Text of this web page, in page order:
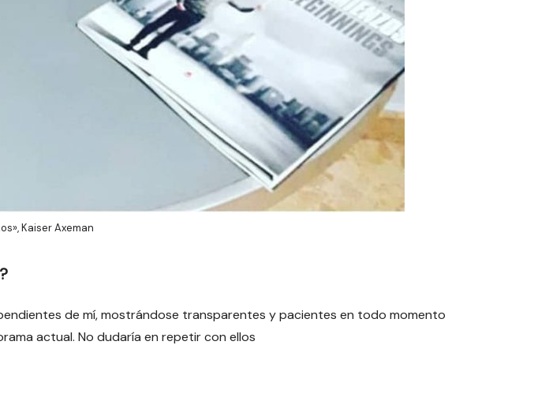
Kaiser Axeman
de mí, mostrándose transparentes y pacientes en todo momento
actual. No dudaría en repetir con ellos